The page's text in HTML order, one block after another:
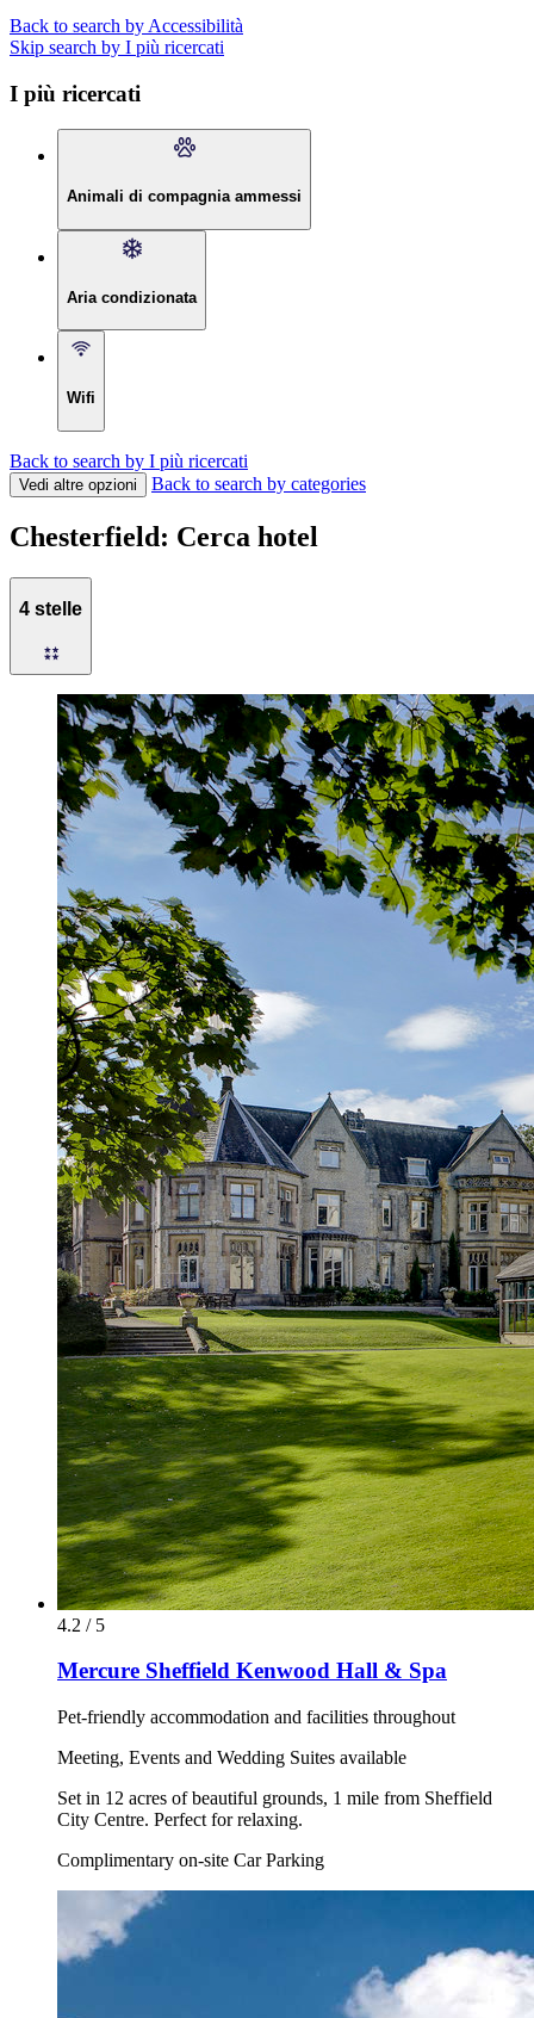
Back to search by Accessibilità
Skip search by I più ricercati
I più ricercati
Animali di compagnia ammessi
Aria condizionata
Wifi
Back to search by I più ricercati
Vedi altre opzioni Back to search by categories
Chesterfield: Cerca hotel
4 stelle
4.2 / 5
Mercure Sheffield Kenwood Hall & Spa
Pet-friendly accommodation and facilities throughout
Meeting, Events and Wedding Suites available
Set in 12 acres of beautiful grounds, 1 mile from Sheffield
City Centre. Perfect for relaxing.
Complimentary on-site Car Parking